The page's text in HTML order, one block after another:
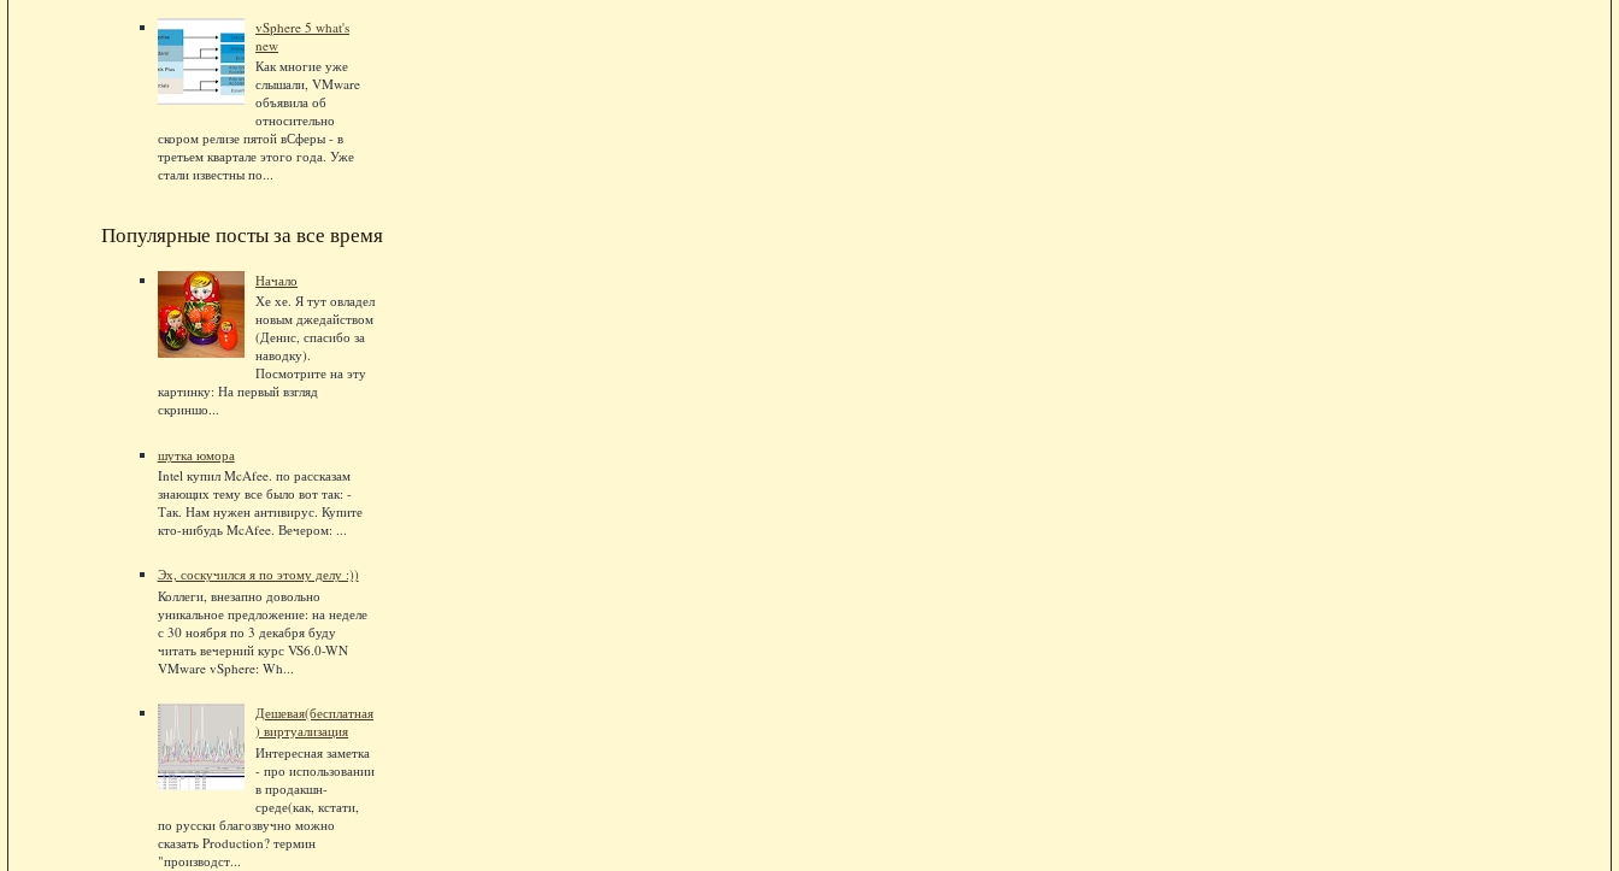
vSphere 5 what's
new
Как многие уже
слышали, VMware
объявила об
относительно
скором релизе пятой вСферы - в
третьем квартале этого года. Уже
стали известны по...
Популярные посты за все время
Начало
Хе хе. Я тут овладел
новым джедайством
(Денис, спасибо за
наводку).
Посмотрите на эту
картинку: На первый взгляд
скриншо...
шутка юмора
Intel купил McAfee. по рассказам
знающих тему все было вот так: -
Так. Нам нужен антивирус. Купите
кто-нибудь McAfee. Вечером: ...
Эх, соскучился я по этому делу :))
Коллеги, внезапно довольно
уникальное предложение: на неделе
с 30 ноября по 3 декабря буду
читать вечерний курс VS6.0-WN
VMware vSphere: Wh...
Дешевая(бесплатная
) виртуализация
Интересная заметка
- про использовании
в продакшн-
среде(как, кстати,
по русски благозвучно можно
сказать Production? термин
"производст...